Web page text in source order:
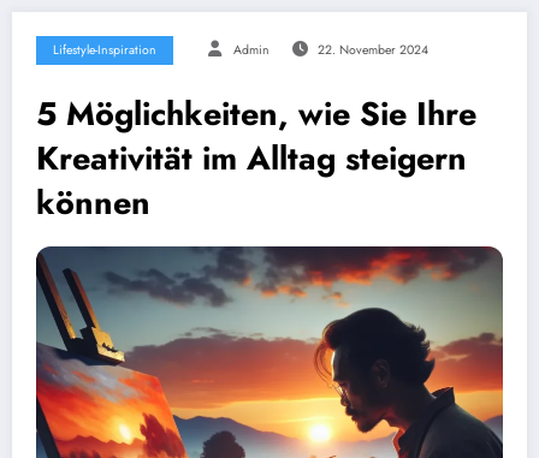
Lifestyle-Inspiration Admin 22. November 2024
5 Möglichkeiten, wie Sie Ihre
Kreativität im Alltag steigern
können